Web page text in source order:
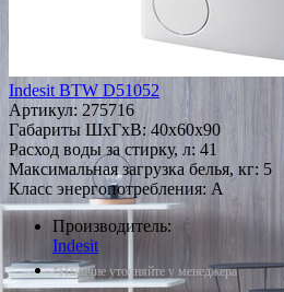
Indesit BTW D51052
Артикул:275716
Габариты ШxГxВ: 40x60x90
Расход воды за стирку, л: 41
Максимальная загрузка белья, кг: 5
Класс энергопотребления: A
Производитель:
Indesit
*Наличие уточняйте у менеджера